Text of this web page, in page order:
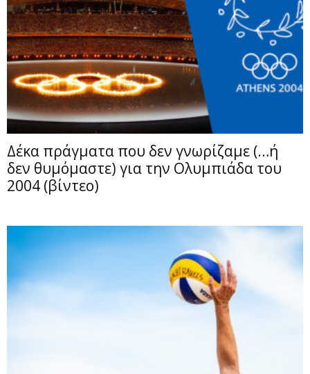
Δέκα πράγματα που δεν γνωρίζαμε (…ή
δεν θυμόμαστε) για την Ολυμπιάδα του
2004 (βίντεο)